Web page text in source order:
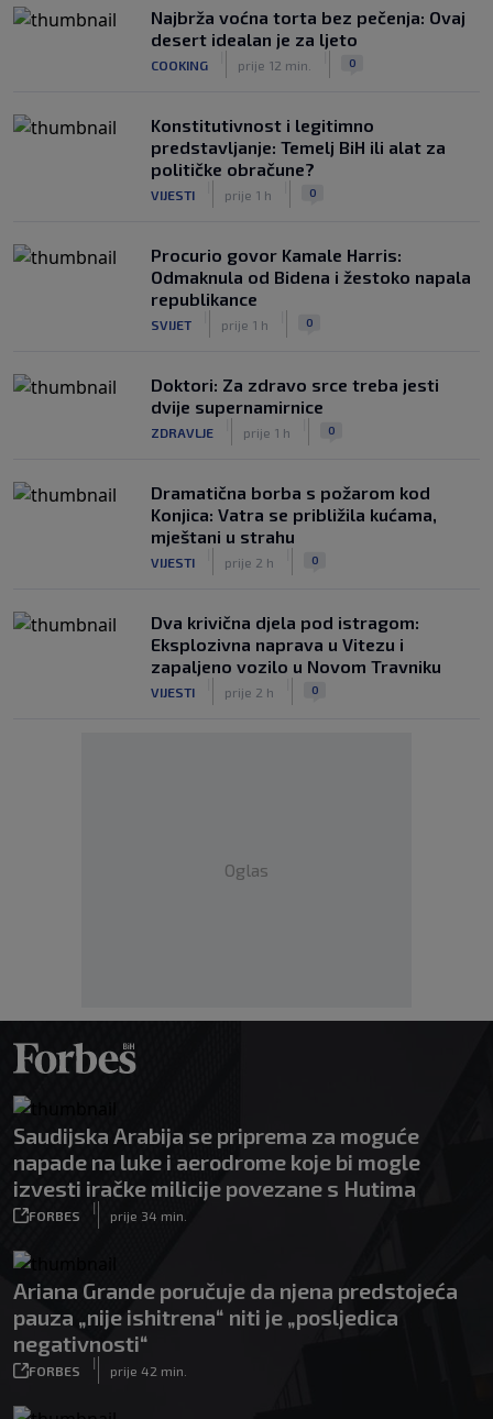
Najbrža voćna torta bez pečenja: Ovaj
desert idealan je za ljeto
COOKING prije 12 min. 0
Konstitutivnost i legitimno
predstavljanje: Temelj BiH ili alat za
političke obračune?
VIJESTI prije 1 h 0
Procurio govor Kamale Harris:
Odmaknula od Bidena i žestoko napala
republikance
SVIJET prije 1 h 0
Doktori: Za zdravo srce treba jesti
dvije supernamirnice
ZDRAVLJE prije 1 h 0
Dramatična borba s požarom kod
Konjica: Vatra se približila kućama,
mještani u strahu
VIJESTI prije 2 h 0
Dva krivična djela pod istragom:
Eksplozivna naprava u Vitezu i
zapaljeno vozilo u Novom Travniku
VIJESTI prije 2 h 0
Oglas
Saudijska Arabija se priprema za moguće
napade na luke i aerodrome koje bi mogle
izvesti iračke milicije povezane s Hutima
FORBES
|
prije 34 min.
Ariana Grande poručuje da njena predstojeća
pauza „nije ishitrena“ niti je „posljedica
negativnosti“
FORBES
|
prije 42 min.